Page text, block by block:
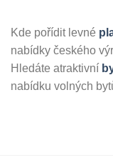
Kde pořídit levné
nabídky českého
Hledáte atraktivní
nabídku volných